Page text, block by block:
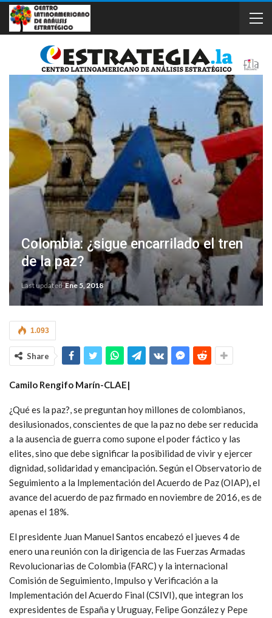
Colombia: ¿sigue encarrilado el tren
de la paz?
Last updatedEne 5, 2018
1.093
Share
Camilo Rengifo Marín-CLAE|
¿Qué es la paz?, se preguntan hoy millones de colombianos,
desilusionados, conscientes de que la paz no debe ser reducida
a la ausencia de guerra como supone el poder fáctico y las
elites, sino que debe significar la posibilidad de vivir y ejercer
dignidad, solidaridad y emancipación. Según el Observatorio de
Seguimiento a la Implementación del Acuerdo de Paz (OIAP) el
avance del acuerdo de paz firmado en noviembre de 2016, es de
apenas el 18%.
El presidente Juan Manuel Santos encabezó el jueves 4 de
enero una reunión con la dirigencia de las Fuerzas Armadas
Revolucionarias de Colombia (FARC) y la internacional
Comisión de Seguimiento, Impulso y Verificación a la
Implementación del Acuerdo Final (CSIVI), que integran los
expresidentes de España y Uruguay, Felipe González y Pepe